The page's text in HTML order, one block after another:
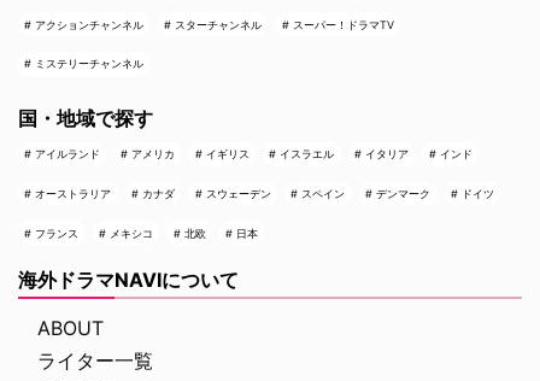
アクションチャンネル スターチャンネル スーパー！ドラマTV
ミステリーチャンネル
国・地域で探す
アイルランド アメリカ イギリス イスラエル イタリア インド
オーストラリア カナダ スウェーデン スペイン デンマーク ドイツ
フランス メキシコ 北欧 日本
海外ドラマNAVIについて
ABOUT
ライター一覧